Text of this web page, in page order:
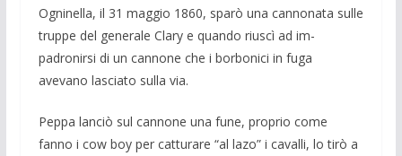
Ogninella, il 31 maggio 1860, sparò una cannonata sulle
truppe del generale Clary e quando riuscì ad im­
padronirsi di un cannone che i borbonici in fuga
avevano lasciato sulla via.
Peppa lanciò sul cannone una fune, pro­prio come
fanno i cow boy per catturare “al lazo” i cavalli, lo tirò a